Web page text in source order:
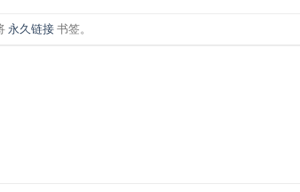
永久链接 书签。